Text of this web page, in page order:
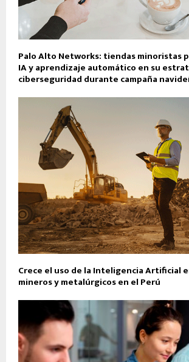
Palo Alto Networks: tiendas minoristas
IA y aprendizaje automático en su
ciberseguridad durante campaña
Crece el uso de la Inteligencia Artificial
mineros y metalúrgicos en el Perú